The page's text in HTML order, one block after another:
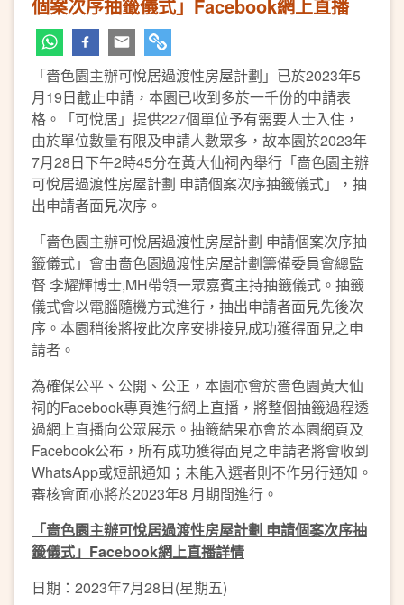
個案次序抽籤儀式」Facebook網上直播
「嗇色園主辦可悅居過渡性房屋計劃」已於2023年5
月19日截止申請，本園已收到多於一千份的申請表
格。「可悅居」提供227個單位予有需要人士入住，
由於單位數量有限及申請人數眾多，故本園於2023年
7月28日下午2時45分在黃大仙祠內舉行「嗇色園主辦
可悅居過渡性房屋計劃 申請個案次序抽籤儀式」，抽
出申請者面見次序。
「嗇色園主辦可悅居過渡性房屋計劃 申請個案次序抽
籤儀式」會由嗇色園過渡性房屋計劃籌備委員會總監
督 李耀輝博士,MH帶領一眾嘉賓主持抽籤儀式。抽籤
儀式會以電䐉隨機方式進行，抽出申請者面見先後次
序。本園稍後將按此次序安排接見成功獲得面見之申
請者。
為確保公平、公開、公正，本園亦會於嗇色園黃大仙
祠的Facebook專頁進行網上直播，將整個抽籤過程透
過網上直播向公眾展示。抽籤結果亦會於本園網頁及
Facebook公布，所有成功獲得面見之申請者將會收到
WhatsApp或短訊通知；未能入選者則不作另行通知。
審核會面亦將於2023年8 月期間進行。
「嗇色園主辦可悅居過渡性房屋計劃 申請個案次序抽
籤儀式」Facebook網上直播詳情
日期：2023年7月28日(星期五)